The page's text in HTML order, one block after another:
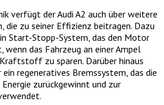
verfügt der Audi A2 auch über weitere
die zu seiner Effizienz beitragen. Dazu
Start-Stopp-System, das den Motor
das Fahrzeug an einer Ampel
zu sparen. Darüber hinaus
regeneratives Bremssystem, das die
zurückgewinnt und zur